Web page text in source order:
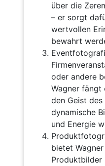
über die
– er sorgt
wertvollen
bewahrt
oder andere
Wagner fängt
den Geist
dynamische
und Energie
bietet
Produktbilder